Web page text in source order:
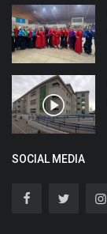
SOCIAL MEDIA